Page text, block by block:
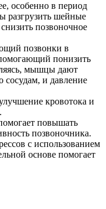
особенно в период
разгрузить шейные
позвоночное
позвонки в
понизить
мышцы дают
сосудам, и давление
кровотока и
повышать
позвоночника.
с использованием
основе помогает